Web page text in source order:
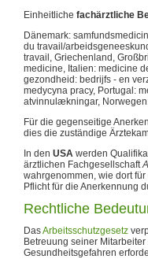
Einheitliche fachärztliche
Dänemark:
du travail/
travail, Griechenland,
medicine, Italien: medicine
gezondheid: bedrijfs - en
medycyna pracy, Portugal:
atvinnulækningar,
Für die gegenseitige
dies die zuständige
In den USA werden
ärztlichen Fachgesellschaft
wahrgenommen, wie dort
Pflicht für die Anerkennung
Rechtliche
DasArbeitsschutzgesetz
Betreuung seiner
Gesundheitsgefahren